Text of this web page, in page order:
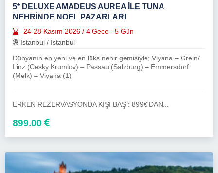
5* DELUXE AMADEUS AUREA İLE TUNA
NEHRİNDE NOEL PAZARLARI
24-28 Kasım 2026 / 4 Gece - 5 Gün
İstanbul / İstanbul
Dünyanın en yeni ve en lüks nehir gemisiyle; Viyana – Grein/
Linz (Cesky Krumlov) – Passau (Salzburg) – Emmersdorf
(Melk) – Viyana (1)
ERKEN REZERVASYONDA KİŞİ BAŞI: 899€'DAN...
899.00